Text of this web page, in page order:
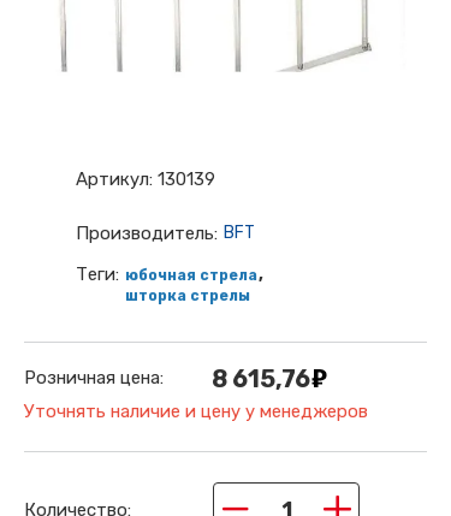
Розничная цена: 8 615,76
Уточнять наличие и цену у менеджеров
Количество:
Артикул: 130139
Производитель: BFT
Теги: юбочная стрела,
шторка стрелы